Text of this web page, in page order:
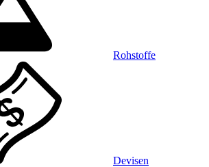
Rohstoffe
Devisen